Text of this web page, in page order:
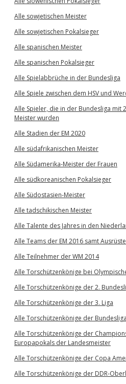
Alle sowjetischen Meister
Alle sowjetischen Pokalsieger
Alle spanischen Meister
Alle spanischen Pokalsieger
Alle Spielabbrüche in der Bundesliga
Alle Spiele zwischen dem HSV und
Alle Spieler, die in der Bundesliga mit
Meister wurden
Alle Stadien der EM 2020
Alle südafrikanischen Meister
Alle Südamerika-Meister der Frauen
Alle südkoreanischen Pokalsieger
Alle Südostasien-Meister
Alle tadschikischen Meister
Alle Talente des Jahres in den
Alle Teams der EM 2016 samt
Alle Teilnehmer der WM 2014
Alle Torschützenkönige bei
Alle Torschützenkönige der 2.
Alle Torschützenkönige der 3. Liga
Alle Torschützenkönige der Bundesliga
Alle Torschützenkönige der
Europapokals der Landesmeister
Alle Torschützenkönige der Copa
Alle Torschützenkönige der DDR-